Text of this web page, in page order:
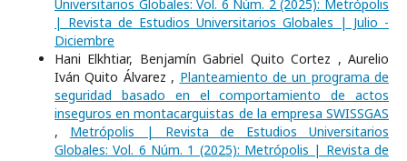
Universitarios Globales: Vol. 6 Núm. 2 (2025): Metrópolis
| Revista de Estudios Universitarios Globales | Julio -
Diciembre
Hani Elkhtiar, Benjamín Gabriel Quito Cortez , Aurelio
Iván Quito Álvarez , Planteamiento de un programa de
seguridad basado en el comportamiento de actos
inseguros en montacarguistas de la empresa SWISSGAS
, Metrópolis | Revista de Estudios Universitarios
Globales: Vol. 6 Núm. 1 (2025): Metrópolis | Revista de